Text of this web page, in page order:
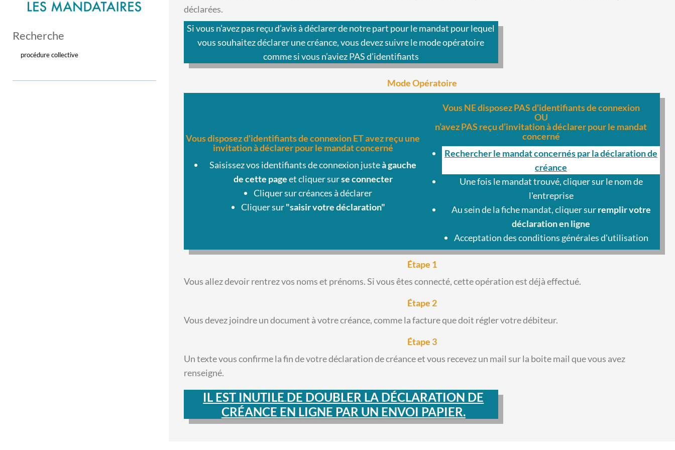
Recherche
procédure collective
déclarées.
Si vous n’avez pas reçu d’avis à déclarer de notre part pour le mandat pour lequel
vous souhaitez déclarer une créance, vous devez suivre le mode opératoire
comme si vous n’aviez PAS d’identifiants
Mode Opératoire
Vous disposez d'identifiants de connexion ET avez reçu une
invitation à déclarer pour le mandat concerné
Saisissez vos identifiants de connexion justeà gauche
de cette pageet cliquer surse connecter
Cliquer sur créances à déclarer
Cliquer sur"saisir votre déclaration"
Vous NE disposez PAS d'identifiants de connexion
OU
n’avez PAS reçu d’invitation à déclarer pour le mandat
concerné
Rechercher le mandat concernés par la déclaration de
créance
Une fois le mandat trouvé, cliquer sur le nom de
l'entreprise
Au sein de la fiche mandat, cliquer surremplir votre
déclaration en ligne
Acceptation des conditions générales d'utilisation
Étape 1
Vous allez devoir rentrez vos noms et prénoms. Si vous êtes connecté, cette opération est déjà effectué.
Étape 2
Vous devez joindre un document à votre créance, comme la facture que doit régler votre débiteur.
Étape 3
Un texte vous confirme la fin de votre déclaration de créance et vous recevez un mail sur la boite mail que vous avez
renseigné.
IL EST INUTILE DE DOUBLER LA DÉCLARATION DE
CRÉANCE EN LIGNE PAR UN ENVOI PAPIER.